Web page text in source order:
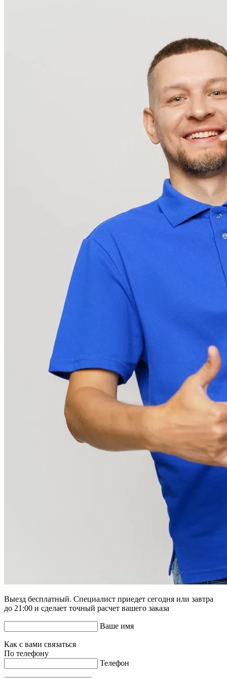
Выезд бесплатный. Специалист приедет сегодня или завтра
до 21:00 и сделает точный расчет вашего заказа
Ваше имя
Как с вами связаться
По телефону
Телефон